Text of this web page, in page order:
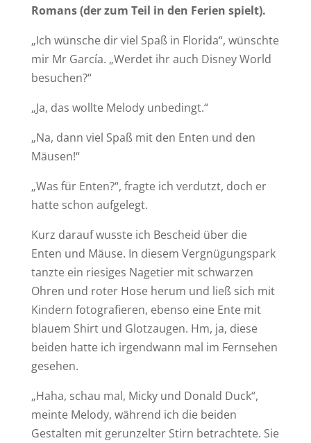
Romans (der zum Teil in den Ferien spielt).
„Ich wünsche dir viel Spaß in Florida“, wünschte
mir Mr García. „Werdet ihr auch Disney World
besuchen?“
„Ja, das wollte Melody unbedingt.“
„Na, dann viel Spaß mit den Enten und den
Mäusen!“
„Was für Enten?“, fragte ich verdutzt, doch er
hatte schon aufgelegt.
Kurz darauf wusste ich Bescheid über die
Enten und Mäuse. In diesem Vergnügungspark
tanzte ein riesiges Nagetier mit schwarzen
Ohren und roter Hose herum und ließ sich mit
Kindern fotografieren, ebenso eine Ente mit
blauem Shirt und Glotzaugen. Hm, ja, diese
beiden hatte ich irgendwann mal im Fernsehen
gesehen.
„Haha, schau mal, Micky und Donald Duck“,
meinte Melody, während ich die beiden
Gestalten mit gerunzelter Stirn betrachtete. Sie